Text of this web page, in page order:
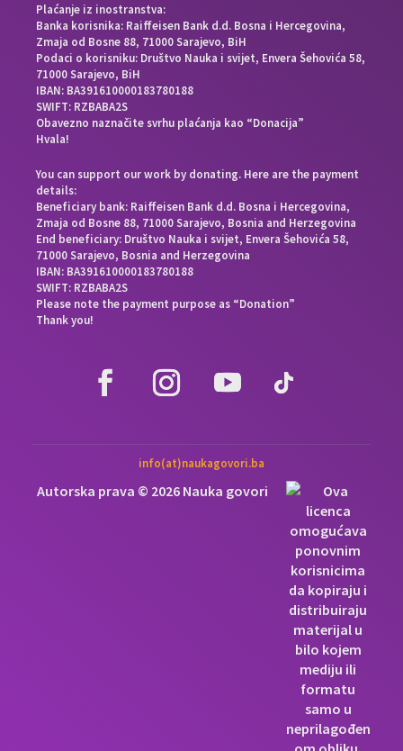
Plaćanje iz inostranstva:
Banka korisnika: Raiffeisen Bank d.d. Bosna i Hercegovina,
Zmaja od Bosne 88, 71000 Sarajevo, BiH
Podaci o korisniku: Društvo Nauka i svijet, Envera Šehovića 58,
71000 Sarajevo, BiH
IBAN: BA391610000183780188
SWIFT: RZBABA2S
Obavezno naznačite svrhu plaćanja kao “Donacija”
Hvala!
You can support our work by donating. Here are the payment
details:
Beneficiary bank: Raiffeisen Bank d.d. Bosna i Hercegovina,
Zmaja od Bosne 88, 71000 Sarajevo, Bosnia and Herzegovina
End beneficiary: Društvo Nauka i svijet, Envera Šehovića 58,
71000 Sarajevo, Bosnia and Herzegovina
IBAN: BA391610000183780188
SWIFT: RZBABA2S
Please note the payment purpose as “Donation”
Thank you!
info(at)naukagovori.ba
Autorska prava © 2026 Nauka govori